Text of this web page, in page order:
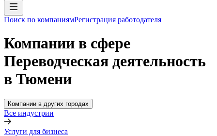
Поиск по компаниямРегистрация работодателя
Компании в сфере
Переводческая деятельность
в Тюмени
Компании в других городах
Все индустрии
Услуги для бизнеса